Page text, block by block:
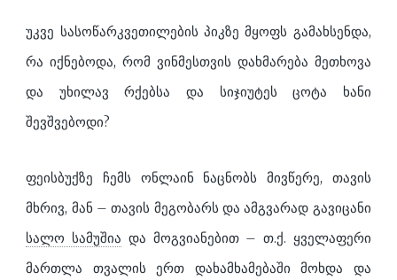
უკვე სასოწარკვეთილების პიკზე მყოფს გამახსენდა,
რა იქნებოდა, რომ ვინმესთვის დახმარება მეთხოვა
და უხილავ რქებსა და სიჯიუტეს ცოტა ხანი
შევშვებოდი?
ფეისბუქზე ჩემს ონლაინ ნაცნობს მივწერე, თავის
მხრივ, მან – თავის მეგობარს და ამგვარად გავიცანი
სალო სამუშია და მოგვიანებით – თ.ქ. ყველაფერი
მართლა თვალის ერთ დახამხამებაში მოხდა და